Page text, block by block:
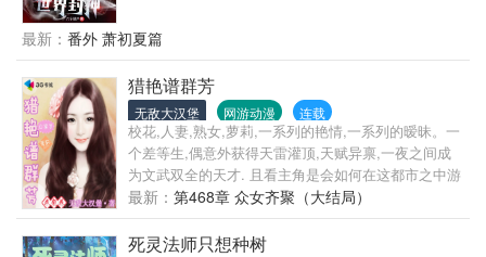
着，他决定清除全世界所有诡异！我叫方休，至死方
休。我于死亡中重生，亦于死亡中封神！
最新： 番外 萧初夏篇
猎艳谱群芳
无敌大汉堡 网游动漫 连载
校花,人妻,熟女,萝莉,一系列的艳情,一系列的暧昧。一
个差等生,偶意外获得天雷灌顶,天赋异禀,一夜之间成
为文武双全的天才. 且看主角是会如何在这都市之中游
龙戏凤,将熟妇们变成荡妇,将萝莉淑女们变成人妻. 荡
妇不是天生的,而是要靠主角慢慢调教。 我的口号是：
没有最多,只有更多。
最新： 第468章 众女齐聚（大结局）
死灵法师只想种树